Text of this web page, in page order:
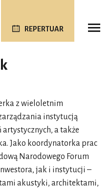
REPERTUAR
z wieloletnim
instytucją
a także
Jako koordynatorka prac
Narodowego Forum
jak i instytucji –
akustyki, architektami,